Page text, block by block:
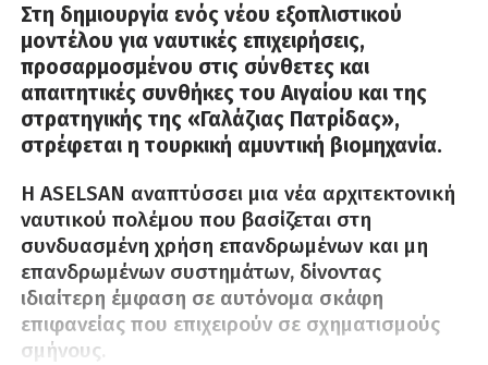
Στη δημιουργία ενός νέου εξοπλιστικού
μοντέλου για ναυτικές επιχειρήσεις,
προσαρμοσμένου στις σύνθετες και
απαιτητικές συνθήκες του Αιγαίου και της
στρατηγικής της «Γαλάζιας Πατρίδας»,
στρέφεται η τουρκική αμυντική βιομηχανία.
Η ΑSELSAN αναπτύσσει μια νέα αρχιτεκτονική
ναυτικού πολέμου που βασίζεται στη
συνδυασμένη χρήση επανδρωμένων και μη
επανδρωμένων συστημάτων, δίνοντας
ιδιαίτερη έμφαση σε αυτόνομα σκάφη
επιφανείας που επιχειρούν σε σχηματισμούς
σμήνους.